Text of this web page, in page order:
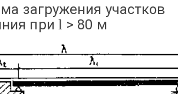
загружения участков
при l > 80 м